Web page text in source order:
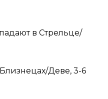
в Стрельце/
Деве, 3-6